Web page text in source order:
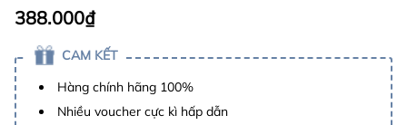
388.000₫
CAM KẾT
Hàng chính hãng 100%
Nhiều voucher cực kì hấp dẫn